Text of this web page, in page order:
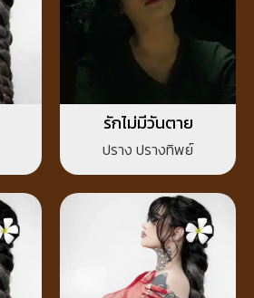
รักไม่มีวันตาย
ปราง ปรางทิพย์